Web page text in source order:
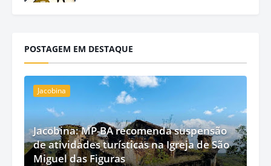
POSTAGEM EM DESTAQUE
Jacobina
Jacobina: MP-BA recomenda suspensão
de atividades turísticas na Igreja de São
Miguel das Figuras